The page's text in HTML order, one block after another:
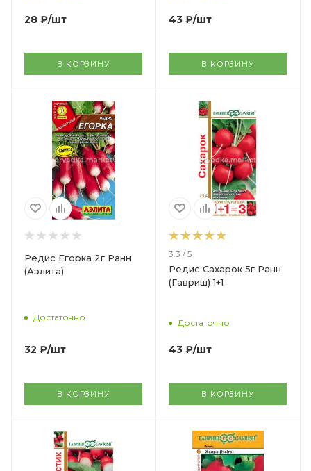
28 ₽/шт
В КОРЗИНУ
43 ₽/шт
В КОРЗИНУ
Редис Егорка 2г Ранн
(Аэлита)
Достаточно
32 ₽/шт
В КОРЗИНУ
3.3 / 5
Редис Сахарок 5г Ранн
(Гавриш) 1+1
Достаточно
43 ₽/шт
В КОРЗИНУ